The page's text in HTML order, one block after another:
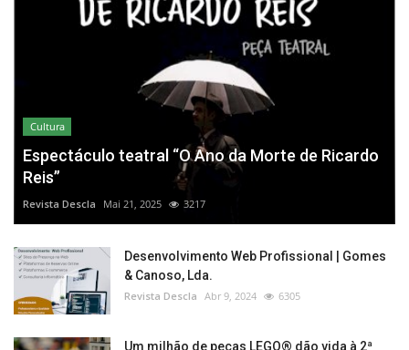
Cultura
Espectáculo teatral “O Ano da Morte de Ricardo
Reis”
Revista Descla Mai 21, 2025 3217
Desenvolvimento Web Profissional | Gomes
& Canoso, Lda.
Revista Descla Abr 9, 2024 6305
Um milhão de peças LEGO® dão vida à 2ª